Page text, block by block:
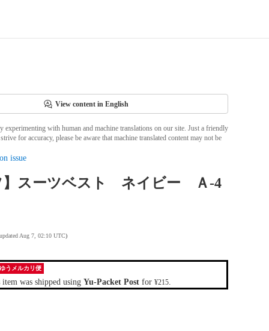
View content in English
experimenting with human and machine translations on our site. Just a friendly
for accuracy, please be aware that machine translated content may not be
issue
】スーツベスト ネイビー Ａ-4
Aug 7, 02:10 UTC)
うメルカリ便
was shipped using Yu-Packet Postfor ¥215.